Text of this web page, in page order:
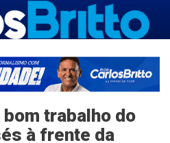
trabalho do
à frente da